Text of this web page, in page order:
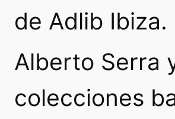
de Adlib Ibiza.
Alberto Serra
colecciones